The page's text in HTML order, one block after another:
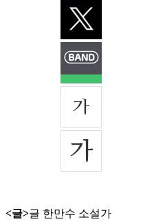
<글>글 한만수 소설가